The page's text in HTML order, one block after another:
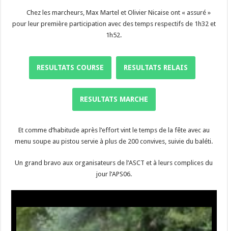
Chez les marcheurs, Max Martel et Olivier Nicaise ont « assuré »
pour leur première participation avec des temps respectifs de 1h32 et
1h52.
RESULTATS COURSE RESULTATS RELAIS
RESULTATS MARCHE
Et comme d’habitude après l’effort vint le temps de la fête avec au
menu soupe au pistou servie à plus de 200 convives, suivie du baléti.
Un grand bravo aux organisateurs de l’ASCT et à leurs complices du
jour l’APS06.